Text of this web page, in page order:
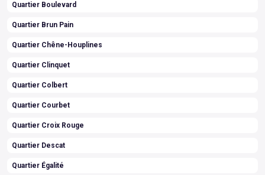
Quartier Boulevard
Quartier Brun Pain
Quartier Chêne-Houplines
Quartier Clinquet
Quartier Colbert
Quartier Courbet
Quartier Croix Rouge
Quartier Descat
Quartier Égalité